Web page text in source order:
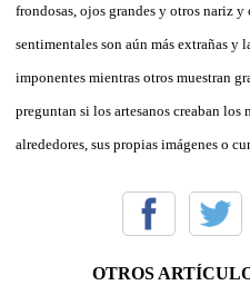
frondosas, ojos grandes y otros nariz
sentimentales son aún más extrañas y
imponentes mientras otros muestran
preguntan si los artesanos creaban los
alrededores, sus propias imágenes o
OTROS